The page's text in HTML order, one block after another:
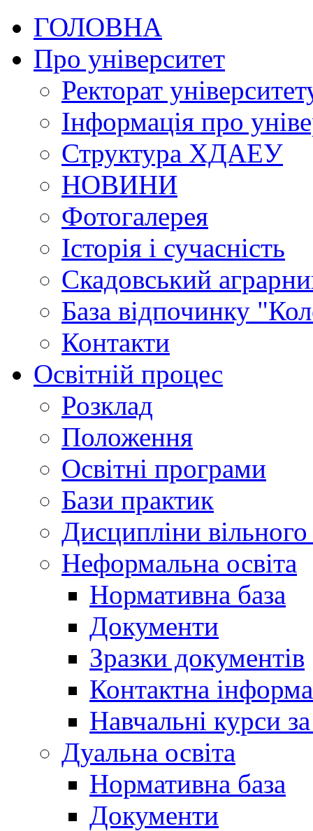
ГОЛОВНА
Про університет
Ректорат
Інформація про
Структура ХДАЕУ
НОВИНИ
Фотогалерея
Історія і сучасність
Скадовський
База відпочинку
Контакти
Освітній процес
Розклад
Положення
Освітні програми
Бази практик
Дисципліни
Неформальна освіта
Нормативна база
Документи
Зразки документів
Контактна
Навчальні курси
Дуальна освіта
Нормативна база
Документи